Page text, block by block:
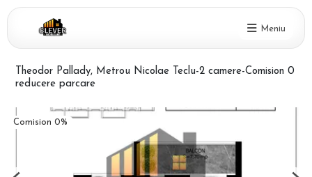
Meniu
Theodor Pallady, Metrou Nicolae Teclu-2 camere-Comision 0
reducere parcare
Comision 0%